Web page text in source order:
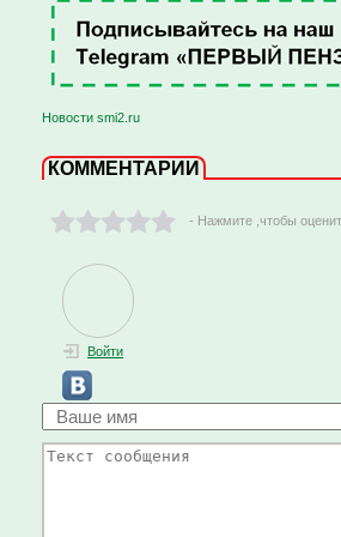
Новости smi2.ru
КОММЕНТАРИИ
- Нажмите ,чтобы
Войти